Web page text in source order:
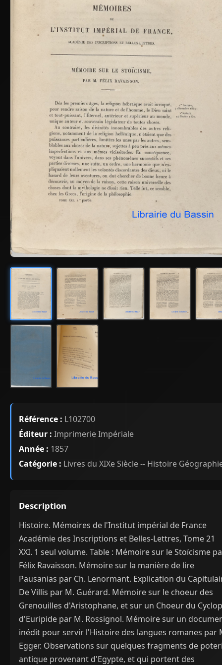
Référence : L102700
Éditeur : Imprimerie Impériale
Année : 1857
Catégorie : Livres du XIXe Siècle -- Histoire
Description
Histoire. Mémoires de l'Institut impérial de France
Académie des Inscriptions et Belles-Lettres, Tome 21
XXI. 1 seul volume. Table : Mémoire sur le Stoïcisme
Félix Ravaisson. Mémoire sur la manière de lire
Pausanias par Ch. Lenormant. Explication du
De Villis par M. Guérard. Mémoire sur le choeur des
Grenouilles d'Aristophane, et sur un Choeur du
d'Euripide par M. Rossignol. Mémoire sur un
inédit pour servir l'Histoire des langues romanes par
Egger. Observations sur quelques fragments de
antique provenant d'Egypte, et qui portent des